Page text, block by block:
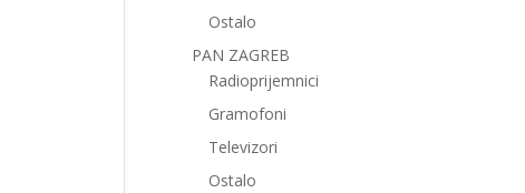
Ostalo
PAN ZAGREB
Radioprijemnici
Gramofoni
Televizori
Ostalo